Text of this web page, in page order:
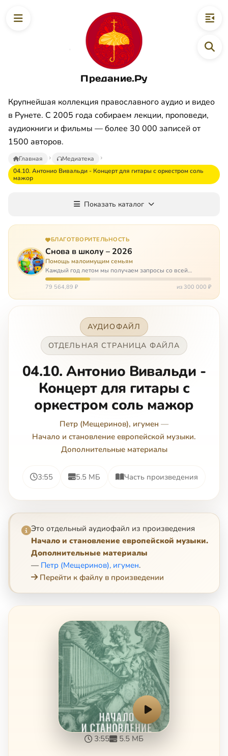
Предание.Ру
Крупнейшая коллекция православного аудио и видео
в Рунете. С 2005 года собираем лекции, проповеди,
аудиокниги и фильмы — более 30 000 записей от
1500 авторов.
Главная
Медиатека
04.10. Антонио Вивальди - Концерт для гитары с оркестром соль
мажор
Показать каталог
БЛАГОТВОРИТЕЛЬНОСТЬ
Снова в школу – 2026
Помощь малоимущим семьям
Каждый год летом мы получаем запросы со всей
России: помогите собраться в школу. Семьи с больными
детьми или родителями, семьи без пап или мам,
79 564,89 ₽ из 300 000 ₽
АУДИОФАЙЛ
ОТДЕЛЬНАЯ СТРАНИЦА ФАЙЛА
04.10. Антонио Вивальди -
Концерт для гитары с
оркестром соль мажор
Петр (Мещеринов), игумен —
Начало и становление европейской музыки.
Дополнительные материалы
3:55 5.5 МБ Часть произведения
Это отдельный аудиофайл из произведения
Начало и становление европейской музыки.
Дополнительные материалы
— Петр (Мещеринов), игумен.
Перейти к файлу в произведении
3:55 5.5 МБ